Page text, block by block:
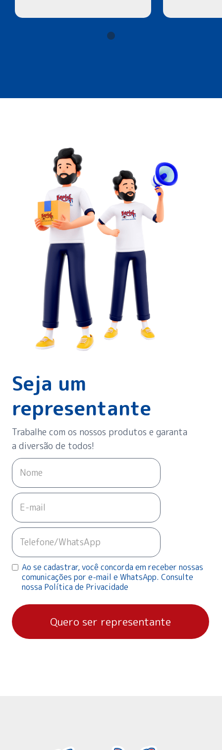
Seja um
representante
Trabalhe com os nossos produtos e garanta
a diversão de todos!
Ao se cadastrar, você concorda em receber nossas
comunicações por e-mail e WhatsApp. Consulte
nossa Política de Privacidade